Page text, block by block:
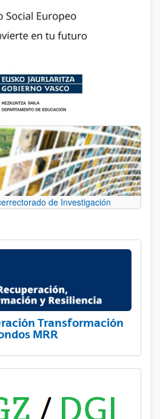
de Investigación
Transformación
MRR